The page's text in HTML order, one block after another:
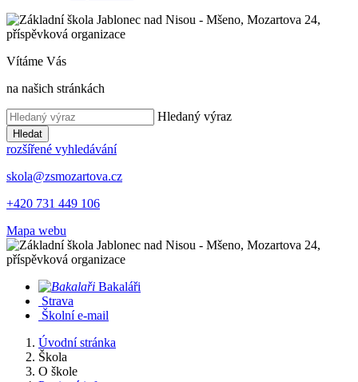
Vítáme Vás
na našich stránkách
Hledaný výraz
Hledat
rozšířené vyhledávání
skola@zsmozartova.cz
+420 731 449 106
Mapa webu
Bakaláři
Strava
Školní e-mail
Úvodní stránka
Škola
O škole